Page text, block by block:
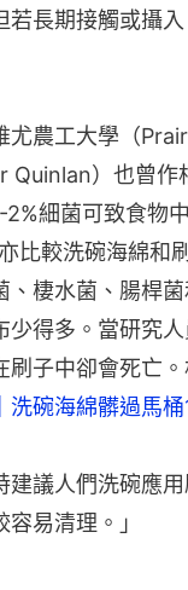
若長期接觸或攝
尤農工大學（
Quinlan）也曾作
2%細菌可致食物
比較洗碗海綿和
、棲水菌、腸桿
少得多。當研究
刷子中卻會死亡
洗碗海綿髒過馬
建議人們洗碗應
易清理。」